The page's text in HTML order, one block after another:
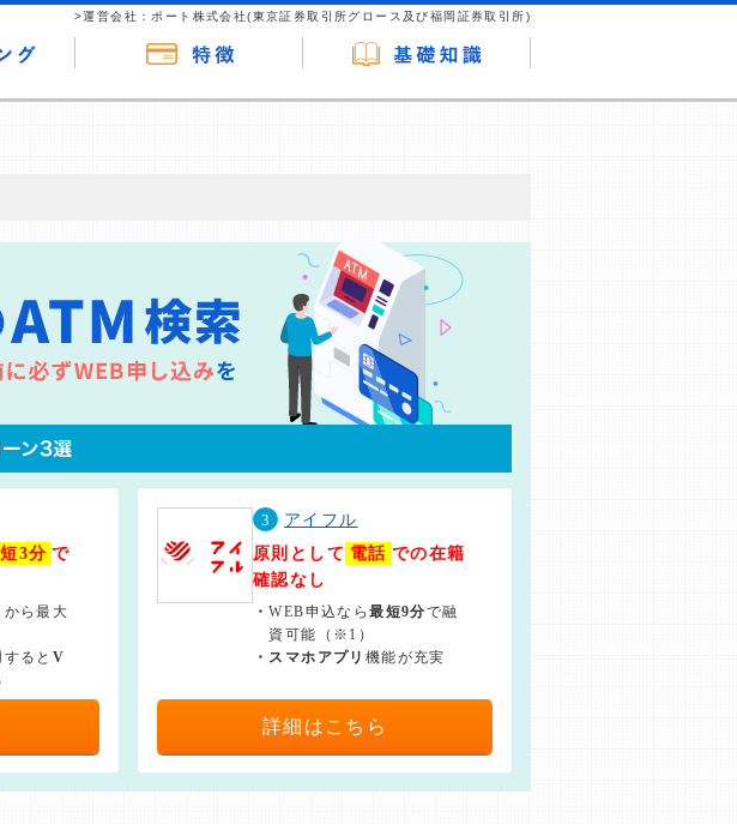
>運営会社：ポート株式会社(東京証券取引所グロース及び福岡証券取引所)
根拠なくPRするものではなく、当編集部の調査／ユーザーへの口コ
3分 で
ら最大
ると V
3
アイフル
原則として 電話 での在籍
確認なし
・WEB申込なら最短9分で融
資可能（※1）
・ スマホアプリ 機能が充実
詳細はこちら